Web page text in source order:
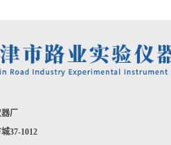
厂
37-1012